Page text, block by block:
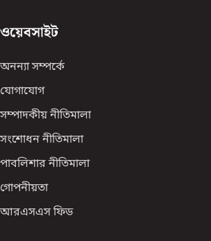
ওয়েবসাইট
অনন্যা সম্পর্কে
যোগাযোগ
সম্পাদকীয় নীতিমালা
সংশোধন নীতিমালা
পাবলিশার নীতিমালা
গোপনীয়তা
আরএসএস ফিড